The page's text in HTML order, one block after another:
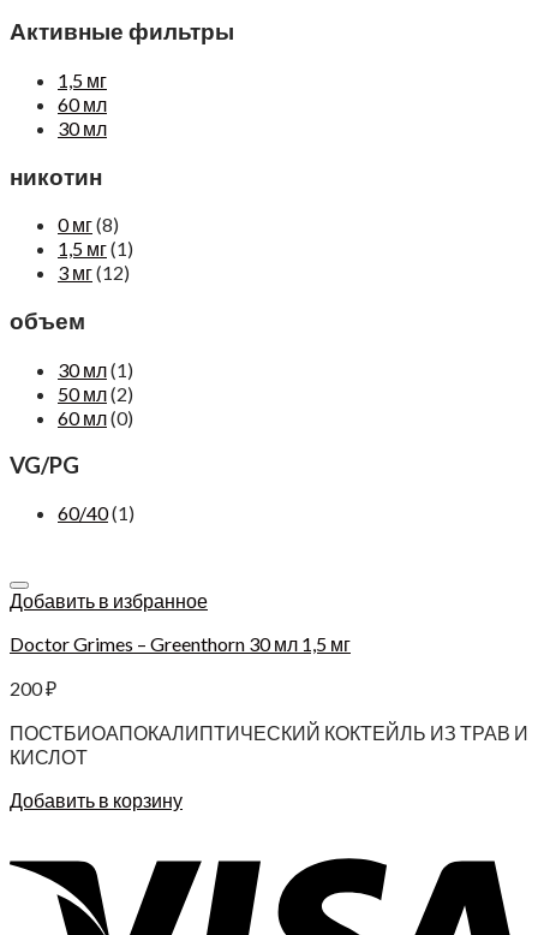
Активные фильтры
1,5 мг
60 мл
30 мл
никотин
0 мг(8)
1,5 мг(1)
3 мг(12)
объем
30 мл(1)
50 мл(2)
60 мл(0)
VG/PG
60/40(1)
Добавить в избранное
Doctor Grimes – Greenthorn 30 мл 1,5 мг
200₽
ПОСТБИОАПОКАЛИПТИЧЕСКИЙ КОКТЕЙЛЬ ИЗ ТРАВ И
КИСЛОТ
Добавить в корзину